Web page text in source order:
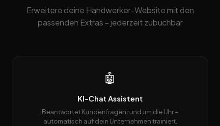
Erweitere deine Handwerker-Website mit den
passenden Extras – jederzeit zubuchbar
🤖
KI-Chat Assistent
Beantwortet Kundenfragen rund um die Uhr –
automatisch auf dein Unternehmen trainiert.